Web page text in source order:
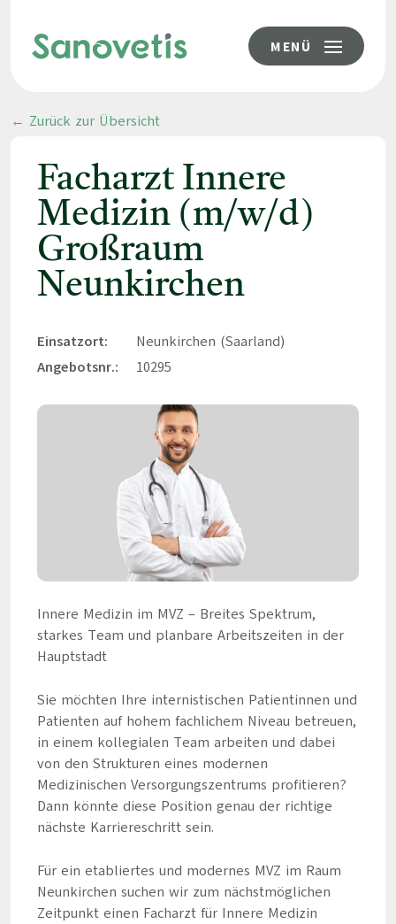
MENÜ
← Zurück zur Übersicht
Facharzt Innere
Medizin (m/w/d)
Großraum
Neunkirchen
Einsatzort:
Neunkirchen (Saarland)
Angebotsnr.:
10295
Innere Medizin im MVZ – Breites Spektrum,
starkes Team und planbare Arbeitszeiten in der
Hauptstadt
Sie möchten Ihre internistischen Patientinnen und
Patienten auf hohem fachlichem Niveau betreuen,
in einem kollegialen Team arbeiten und dabei
von den Strukturen eines modernen
Medizinischen Versorgungszentrums profitieren?
Dann könnte diese Position genau der richtige
nächste Karriereschritt sein.
Für ein etabliertes und modernes MVZ im Raum
Neunkirchen suchen wir zum nächstmöglichen
Zeitpunkt einen Facharzt für Innere Medizin